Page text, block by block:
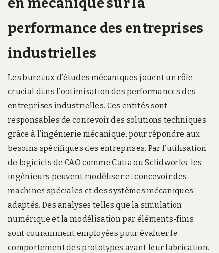
en mécanique sur la
performance des entreprises
industrielles
Les bureaux d’études mécaniques jouent un rôle
crucial dans l’optimisation des performances des
entreprises industrielles. Ces entités sont
responsables de concevoir des solutions techniques
grâce à l’ingénierie mécanique, pour répondre aux
besoins spécifiques des entreprises. Par l’utilisation
de logiciels de CAO comme Catia ou Solidworks, les
ingénieurs peuvent modéliser et concevoir des
machines spéciales et des systèmes mécaniques
adaptés. Des analyses telles que la simulation
numérique et la modélisation par éléments-finis
sont couramment employées pour évaluer le
comportement des prototypes avant leur fabrication.